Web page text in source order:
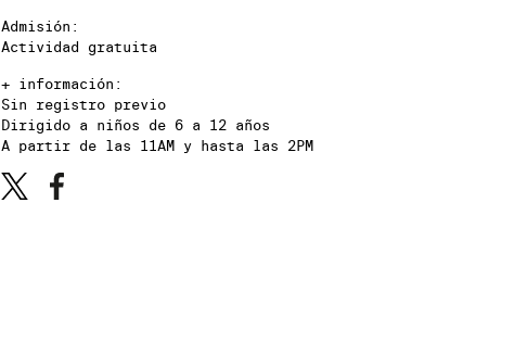
Admisión:
Actividad gratuita
+ información:
Sin registro previo
Dirigido a niños de 6 a 12 años
A partir de las 11AM y hasta las 2PM